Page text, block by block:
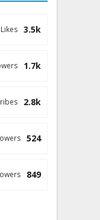
3.5k
Likes
1.7k
2.8k
524
849